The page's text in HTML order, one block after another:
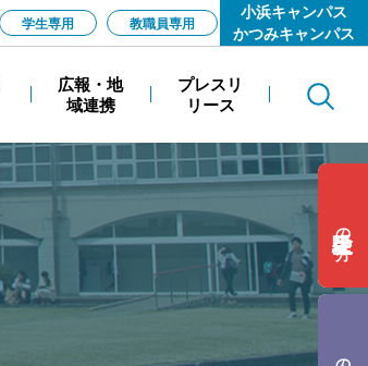
Search
広報・地
域連携
プレスリ
リース
小浜キャンパス
かつみキャンパス
の方
の方
学生専用 教職員専用